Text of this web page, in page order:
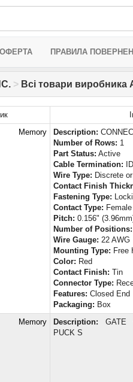
ПРАВИЛА
> Всі товари виробника
Memory
Description:
Number of Rows: 1
Part Status: Active
Cable Termination:
Wire Type: Discrete
Contact Finish
Fastening Type:
Contact Type:
Pitch: 0.156"
Number of Positions:
Wire Gauge: 22 AWG
Mounting Type: Free
Color: Red
Contact Finish: Tin
Connector Type:
Features: Closed End
Packaging: Box
Memory
Description: GATE
PUCK S